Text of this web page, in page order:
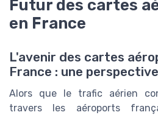
Futur des cartes
en France
L'avenir des cartes
France : une
Alors que le trafic aérien
travers les aéroports